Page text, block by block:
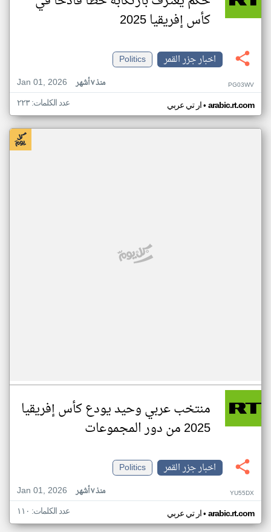
كأس إفريقيا 2025
اخبار جزر القمر
Politics
Jan 01, 2026
منذ ٧ أشهر PG03WV
ار تي عربي• arabic.rt.com عدد الكلمات: ٢٢٣
منتخب عربي وحيد يودع كأس إفريقيا
2025 من دور المجموعات
اخبار جزر القمر
Politics
Jan 01, 2026
منذ ٧ أشهر YU55DX
ار تي عربي• arabic.rt.com عدد الكلمات: ١١٠